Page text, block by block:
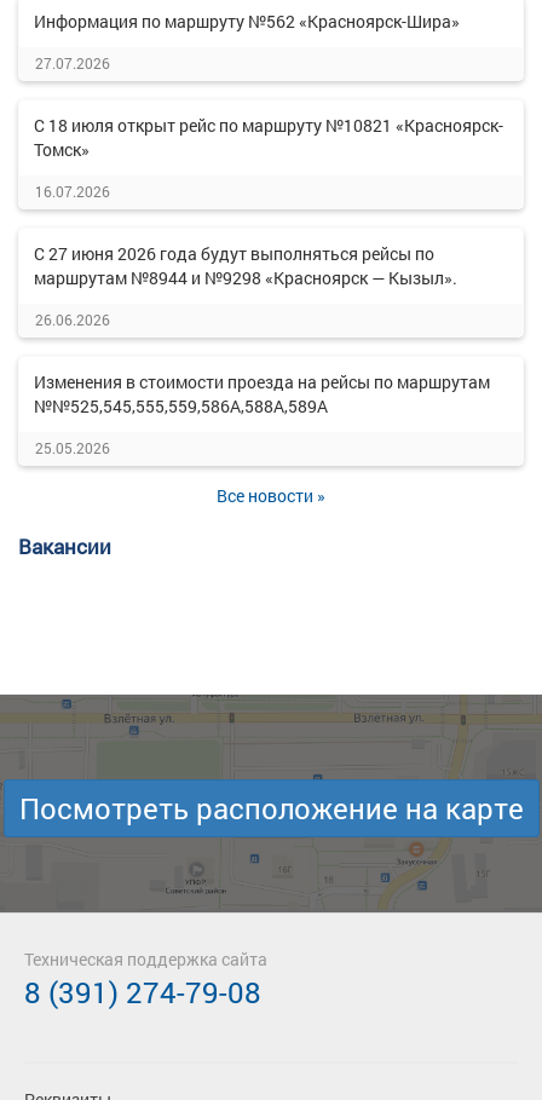
Информация по маршруту №562 «Красноярск-Шира»
27.07.2026
С 18 июля открыт рейс по маршруту №10821 «Красноярск-
Томск»
16.07.2026
С 27 июня 2026 года будут выполняться рейсы по
маршрутам №8944 и №9298 «Красноярск — Кызыл».
26.06.2026
Изменения в стоимости проезда на рейсы по маршрутам
№№525,545,555,559,586А,588А,589А
25.05.2026
Все новости »
Вакансии
Посмотреть расположение на карте
Техническая поддержка сайта
8 (391) 274-79-08